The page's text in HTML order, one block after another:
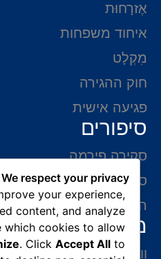
אֶזרָחוּת
איחוד משפחות
מִקְלָט
חוק ההגירה
פגיעה אישית
סיפורים
סקירה פירמה
סיפורי הצלחה
המלצות של לקוחות
מידע ליצירת
ווצאפ 054-765-0002
We respect your privacy
your experience,
content, and analyze
which cookies to allow
. ClickAccept All to